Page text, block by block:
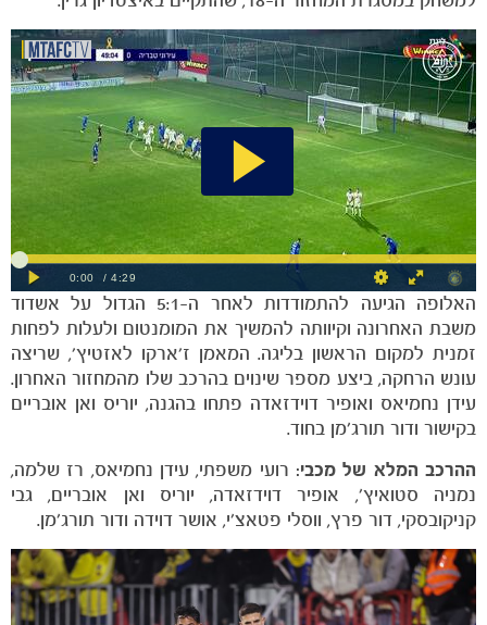
הקבוצות
האלופה הגיעה להתמודדות לאחר ה-5:1 הגדול על אשדוד
משבת האחרונה וקיוותה להמשיך את המומנטום ולעלות לפחות
זמנית למקום הראשון בליגה. המאמן ז'ארקו לאזטיץ', שריצה
עונש הרחקה, ביצע מספר שינוים בהרכב שלו מהמחזור האחרון.
עידן נחמיאס ואופיר דוידזאדה פתחו בהגנה, יוריס ואן אובריים
בקישור ודור תורג׳מן בחוד.
ההרכב המלא של מכבי: רועי משפתי, עידן נחמיאס, רז שלמה,
נמניה סטואיץ׳, אופיר דוידזאדה, יוריס ואן אובריים, גבי
קניקובסקי, דור פרץ, ווסלי פטאצ׳י, אושר דוידה ודור תורג׳מן.